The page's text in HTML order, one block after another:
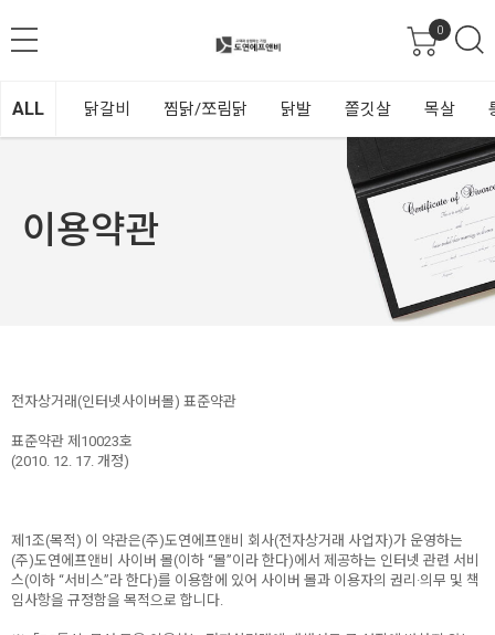
0
ALL 닭갈비 찜닭/쪼림닭 닭발 쫄깃살 목살
이용약관
전자상거래(인터넷사이버몰) 표준약관
표준약관 제10023호
(2010. 12. 17. 개정)
제1조(목적) 이 약관은(주)도연에프앤비 회사(전자상거래 사업자)가 운영하는
(주)도연에프앤비 사이버 몰(이하 “몰”이라 한다)에서 제공하는 인터넷 관련 서비
스(이하 “서비스”라 한다)를 이용함에 있어 사이버 몰과 이용자의 권리·의무 및 책
임사항을 규정함을 목적으로 합니다.